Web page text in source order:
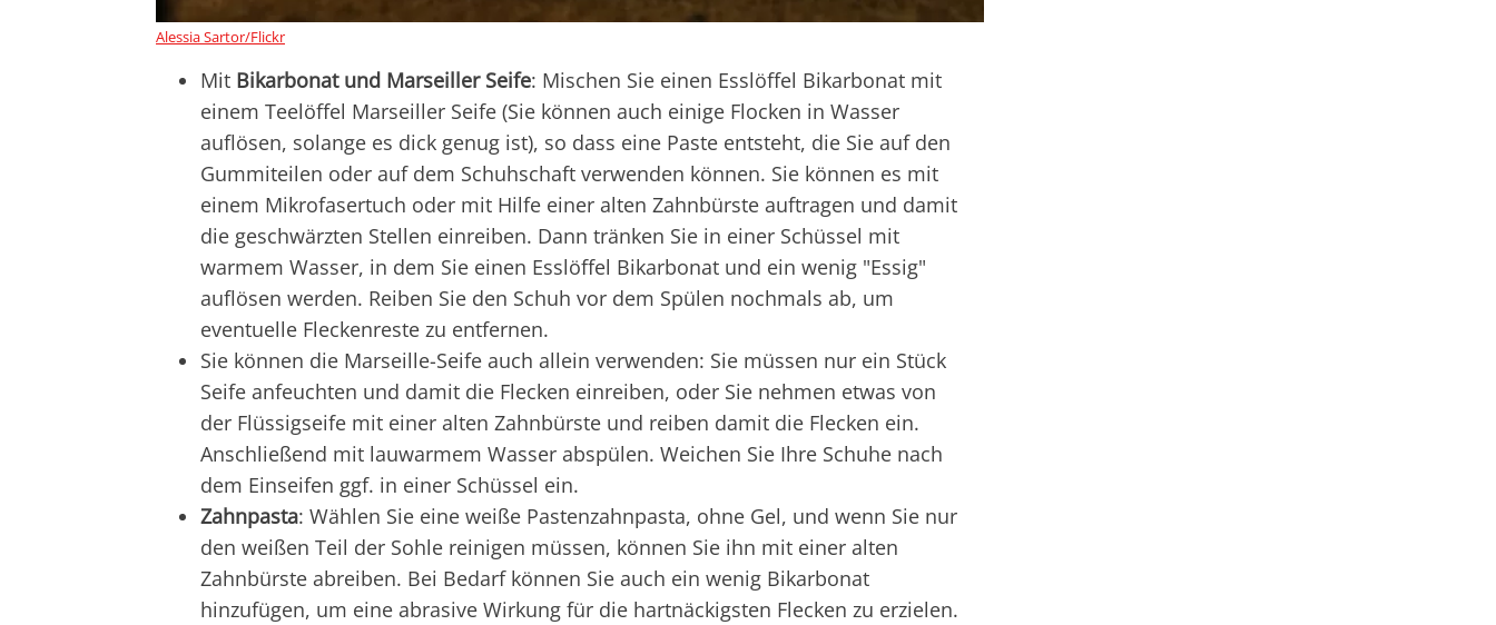
Alessia Sartor/Flickr
Mit Bikarbonat und Marseiller Seife: Mischen Sie einen Esslöffel Bikarbonat mit
einem Teelöffel Marseiller Seife (Sie können auch einige Flocken in Wasser
auflösen, solange es dick genug ist), so dass eine Paste entsteht, die Sie auf den
Gummiteilen oder auf dem Schuhschaft verwenden können. Sie können es mit
einem Mikrofasertuch oder mit Hilfe einer alten Zahnbürste auftragen und damit
die geschwärzten Stellen einreiben. Dann tränken Sie in einer Schüssel mit
warmem Wasser, in dem Sie einen Esslöffel Bikarbonat und ein wenig "Essig"
auflösen werden. Reiben Sie den Schuh vor dem Spülen nochmals ab, um
eventuelle Fleckenreste zu entfernen.
Sie können die Marseille-Seife auch allein verwenden: Sie müssen nur ein Stück
Seife anfeuchten und damit die Flecken einreiben, oder Sie nehmen etwas von
der Flüssigseife mit einer alten Zahnbürste und reiben damit die Flecken ein.
Anschließend mit lauwarmem Wasser abspülen. Weichen Sie Ihre Schuhe nach
dem Einseifen ggf. in einer Schüssel ein.
Zahnpasta: Wählen Sie eine weiße Pastenzahnpasta, ohne Gel, und wenn Sie nur
den weißen Teil der Sohle reinigen müssen, können Sie ihn mit einer alten
Zahnbürste abreiben. Bei Bedarf können Sie auch ein wenig Bikarbonat
hinzufügen, um eine abrasive Wirkung für die hartnäckigsten Flecken zu erzielen.